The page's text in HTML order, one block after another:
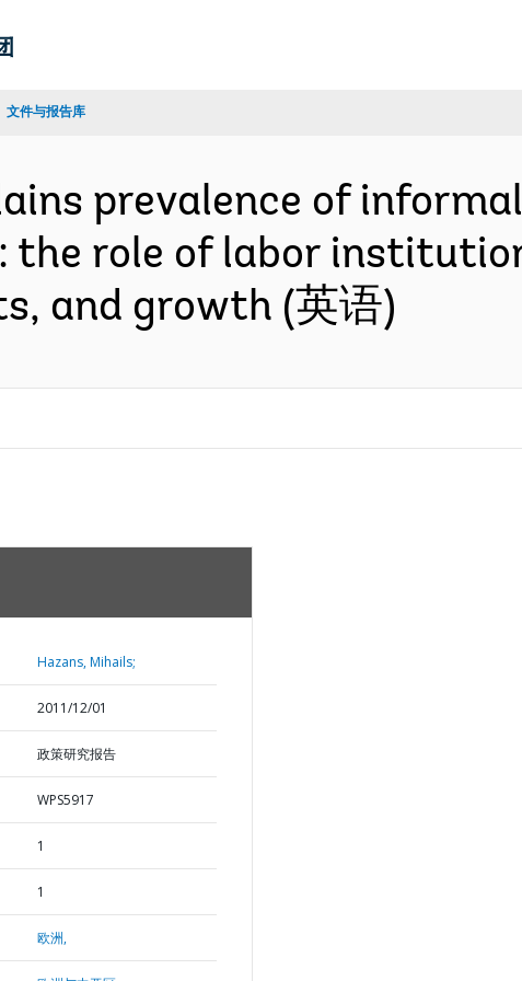
文件与报告库
prevalence of
the role of labor
and growth (英语)
Hazans, Mihails;
2011/12/01
政策研究报告
WPS5917
1
1
欧洲,